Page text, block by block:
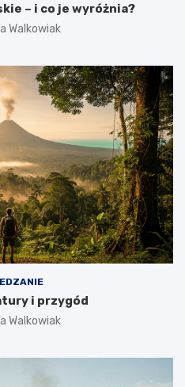
– i co je wyróżnia?
Walkowiak
i przygód
Walkowiak